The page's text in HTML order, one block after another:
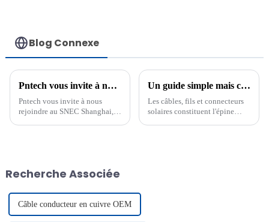
Blog Connexe
Pntech vous invite à nous rencontrer au SNEC Shanghai
Pntech vous invite à nous
rejoindre au SNEC Shanghai,
Un guide simple mais complet sur les câbles solaires, les fils solaires et les connecteurs solaires
Les câbles, fils et connecteurs
solaires constituent l'épine
Recherche Associée
Câble conducteur en cuivre OEM